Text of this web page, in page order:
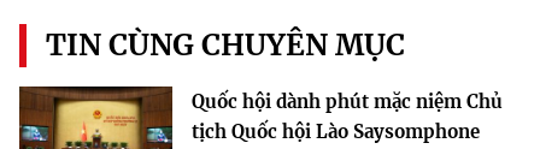
TIN CÙNG CHUYÊN MỤC
Quốc hội dành phút mặc niệm Chủ
tịch Quốc hội Lào Saysomphone